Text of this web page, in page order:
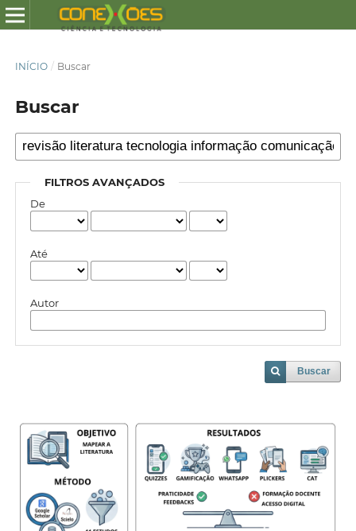
INÍCIO / Buscar
Buscar
FILTROS AVANÇADOS
De
Até
Autor
Buscar